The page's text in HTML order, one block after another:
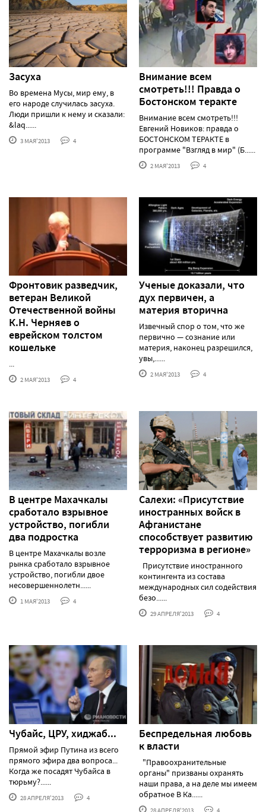
Засуха
Во времена Мусы, мир ему, в
его народе случилась засуха.
Люди пришли к нему и сказали:
&laq......
3 МАЯ'2013 4
Внимание всем
смотреть!!! Правда о
Бостонском теракте
Внимание всем смотреть!!!
Евгений Новиков: правда о
БОСТОНСКОМ ТЕРАКТЕ в
программе "Взгляд в мир" (Б......
2 МАЯ'2013 4
Фронтовик разведчик,
ветеран Великой
Отечественной войны
К.Н. Черняев о
еврейском толстом
кошельке
...
2 МАЯ'2013 4
Ученые доказали, что
дух первичен, а
материя вторична
Извечный спор о том, что же
первично — сознание или
материя, наконец разрешился,
увы,......
2 МАЯ'2013 4
В центре Махачкалы
сработало взрывное
устройство, погибли
два подростка
В центре Махачкалы возле
рынка сработало взрывное
устройство, погибли двое
несовершеннолетн......
1 МАЯ'2013 4
Салехи: «Присутствие
иностранных войск в
Афганистане
способствует развитию
терроризма в регионе»
Присутствие иностранного
контингента из состава
международных сил содействия
безо......
29 АПРЕЛЯ'2013 4
Чубайс, ЦРУ, хиджаб...
Прямой эфир Путина из всего
прямого эфира два вопроса...
Когда же посадят Чубайса в
тюрьму?......
28 АПРЕЛЯ'2013 4
Беспредельная любовь
к власти
"Правоохранительные
органы" призваны охранять
наши права, а на деле мы имеем
обратное В Ка......
28 АПРЕЛЯ'2013 4